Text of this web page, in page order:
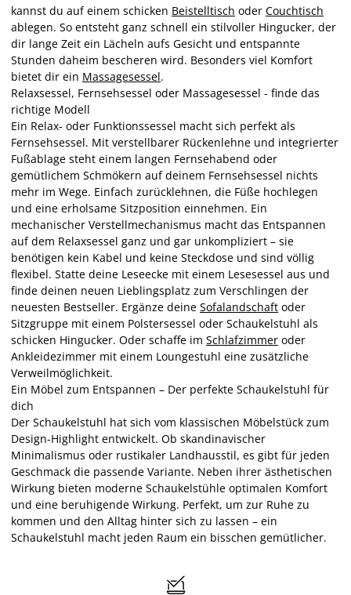
kannst du auf einem schicken Beistelltisch oder Couchtisch
ablegen. So entsteht ganz schnell ein stilvoller Hingucker, der
dir lange Zeit ein Lächeln aufs Gesicht und entspannte
Stunden daheim bescheren wird. Besonders viel Komfort
bietet dir ein Massagesessel.
Relaxsessel, Fernsehsessel oder Massagesessel - finde das
richtige Modell
Ein Relax- oder Funktionssessel macht sich perfekt als
Fernsehsessel. Mit verstellbarer Rückenlehne und integrierter
Fußablage steht einem langen Fernsehabend oder
gemütlichem Schmökern auf deinem Fernsehsessel nichts
mehr im Wege. Einfach zurücklehnen, die Füße hochlegen
und eine erholsame Sitzposition einnehmen. Ein
mechanischer Verstellmechanismus macht das Entspannen
auf dem Relaxsessel ganz und gar unkompliziert – sie
benötigen kein Kabel und keine Steckdose und sind völlig
flexibel. Statte deine Leseecke mit einem Lesesessel aus und
finde deinen neuen Lieblingsplatz zum Verschlingen der
neuesten Bestseller. Ergänze deine Sofalandschaft oder
Sitzgruppe mit einem Polstersessel oder Schaukelstuhl als
schicken Hingucker. Oder schaffe im Schlafzimmer oder
Ankleidezimmer mit einem Loungestuhl eine zusätzliche
Verweilmöglichkeit.
Ein Möbel zum Entspannen – Der perfekte Schaukelstuhl für
dich
Der Schaukelstuhl hat sich vom klassischen Möbelstück zum
Design-Highlight entwickelt. Ob skandinavischer
Minimalismus oder rustikaler Landhausstil, es gibt für jeden
Geschmack die passende Variante. Neben ihrer ästhetischen
Wirkung bieten moderne Schaukelstühle optimalen Komfort
und eine beruhigende Wirkung. Perfekt, um zur Ruhe zu
kommen und den Alltag hinter sich zu lassen – ein
Schaukelstuhl macht jeden Raum ein bisschen gemütlicher.
